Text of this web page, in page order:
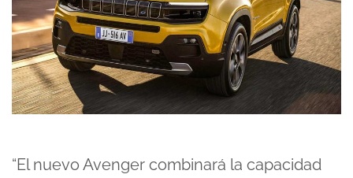
“El nuevo Avenger combinará la capacidad